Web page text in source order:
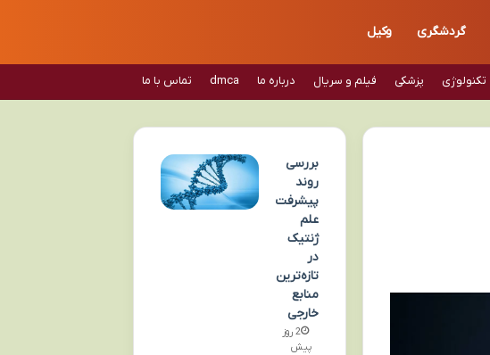
گردشگری وکیل
تکنولوژی پزشکی فیلم و سریال درباره ما dmca تماس با ما
بررسی
روند
پیشرفت
علم
ژنتیک
در
تازه‌ترین
منابع
خارجی
2 روز
پیش